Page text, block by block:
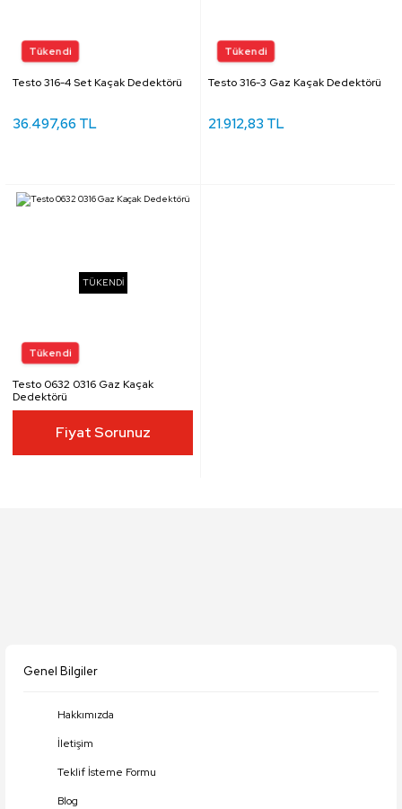
Testo 316-4 Set Kaçak Dedektörü
36.497,66 TL
Testo 316-3 Gaz Kaçak Dedektörü
21.912,83 TL
TÜKENDİ
Testo 0632 0316 Gaz Kaçak
Dedektörü
Fiyat Sorunuz
Genel Bilgiler
Hakkımızda
İletişim
Teklif İsteme Formu
Blog